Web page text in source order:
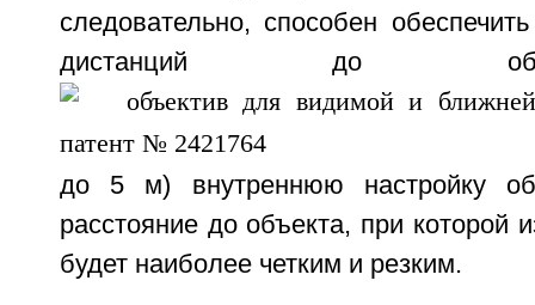
следовательно, способен
дистанций до
до 5 м) внутреннюю настройку
расстояние до объекта, при которой
будет наиболее четким и резким.